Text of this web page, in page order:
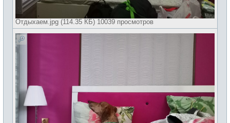
Отдыхаем.jpg (114.35 КБ) 10039 просмотров